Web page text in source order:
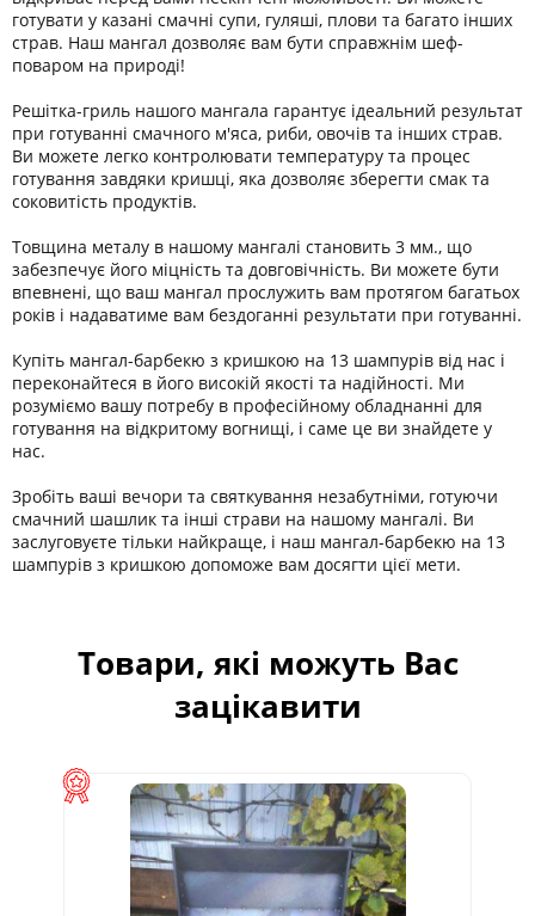
готувати у казані смачні супи, гуляші, плови та багато інших
страв. Наш мангал дозволяє вам бути справжнім шеф-
поваром на природі!
Решітка-гриль нашого мангала гарантує ідеальний результат
при готуванні смачного м'яса, риби, овочів та інших страв.
Ви можете легко контролювати температуру та процес
готування завдяки кришці, яка дозволяє зберегти смак та
соковитість продуктів.
Товщина металу в нашому мангалі становить 3 мм., що
забезпечує його міцність та довговічність. Ви можете бути
впевнені, що ваш мангал прослужить вам протягом багатьох
років і надаватиме вам бездоганні результати при готуванні.
Купіть мангал-барбекю з кришкою на 13 шампурів від нас і
переконайтеся в його високій якості та надійності. Ми
розуміємо вашу потребу в професійному обладнанні для
готування на відкритому вогнищі, і саме це ви знайдете у
нас.
Зробіть ваші вечори та святкування незабутніми, готуючи
смачний шашлик та інші страви на нашому мангалі. Ви
заслуговуєте тільки найкраще, і наш мангал-барбекю на 13
шампурів з кришкою допоможе вам досягти цієї мети.
Товари, які можуть Вас
зацікавити